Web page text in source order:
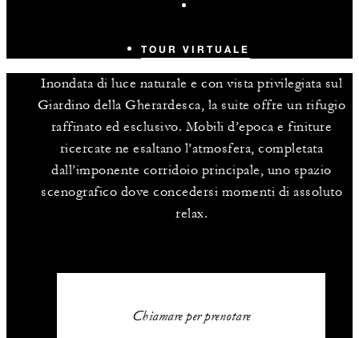
TOUR VIRTUALE
Inondata di luce naturale e con vista privilegiata sul
Giardino della Gherardesca, la suite offre un rifugio
raffinato ed esclusivo. Mobili d’epoca e finiture
ricercate ne esaltano l’atmosfera, completata
dall’imponente corridoio principale, uno spazio
scenografico dove concedersi momenti di assoluto
relax.
Chiamare per prenotare